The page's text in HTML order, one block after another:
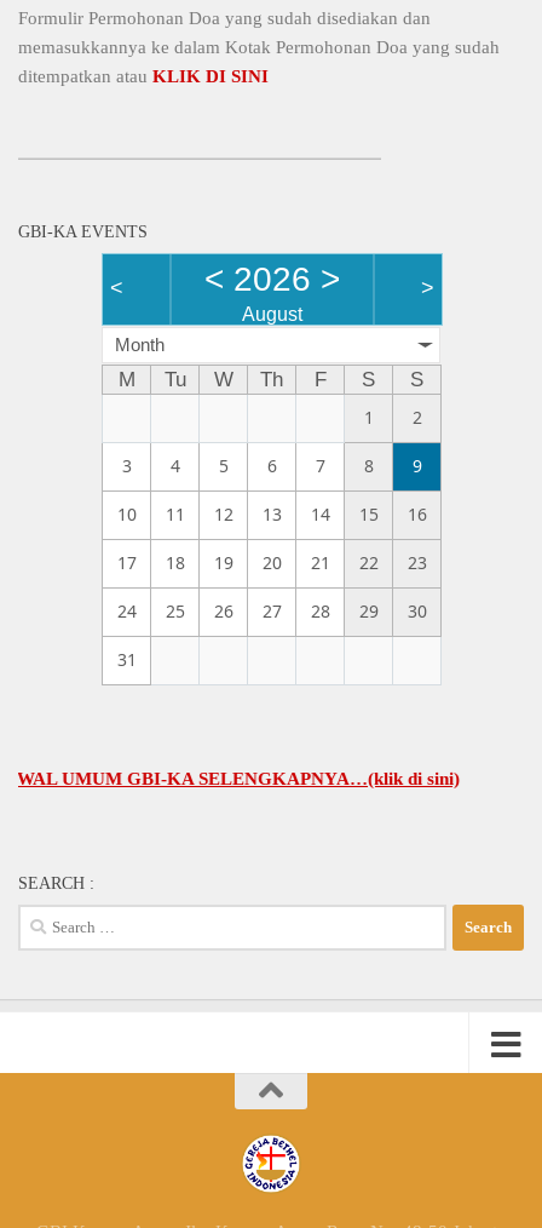
Formulir Permohonan Doa yang sudah disediakan dan
memasukkannya ke dalam Kotak Permohonan Doa yang sudah
ditempatkan atau KLIK DI SINI
GBI-KA EVENTS
< < 2026 >
August
>
Month
M Tu W Th F S
S
1
2
3 4 5 6 7 8 9
10 11 12 13 14 15 16
17 18 19 20 21 22 23
24 25 26 27 28 29 30
31
UMUM GBI-KA SELENGKAPNYA…(klik di sini)
SEARCH :
Search
for: